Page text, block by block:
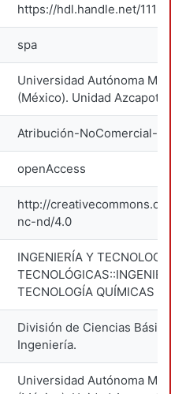
https://hdl.handle.net/
spa
Universidad Autónoma
(México). Unidad
Atribución-NoComercial-
openAccess
http://
nc-nd/4.0
INGENIERÍA Y
TECNOLOGÍA QUÍMICAS
División de Ciencias
Ingeniería.
Universidad Autónoma